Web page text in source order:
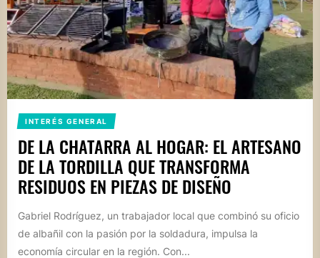
INTERÉS GENERAL
DE LA CHATARRA AL HOGAR: EL ARTESANO
DE LA TORDILLA QUE TRANSFORMA
RESIDUOS EN PIEZAS DE DISEÑO
Gabriel Rodríguez, un trabajador local que combinó su oficio
de albañil con la pasión por la soldadura, impulsa la
economía circular en la región. Con...